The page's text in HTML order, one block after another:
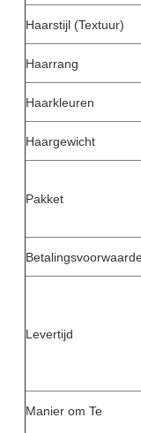
Haarstijl (Textuur)
Haarrang
Haarkleuren
Haargewicht
Pakket
Levertijd
Manier om Te